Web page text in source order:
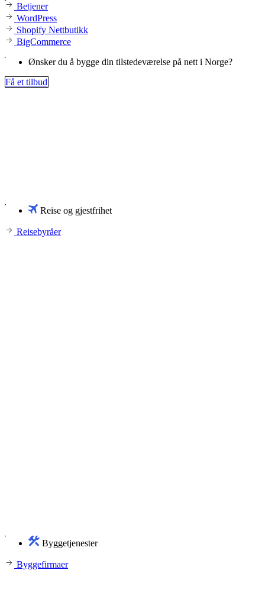
Betjener
WordPress
Shopify Nettbutikk
BigCommerce
Ønsker du å bygge din tilstedeværelse på nett i Norge?
Få et tilbud
Reise og gjestfrihet
Reisebyråer
Byggetjenester
Byggefirmaer